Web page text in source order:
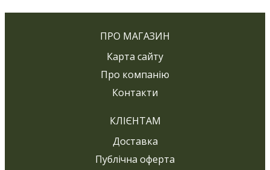
ПРО МАГАЗИН
Карта сайту
Про компанію
Контакти
КЛІЄНТАМ
Доставка
Публічна оферта